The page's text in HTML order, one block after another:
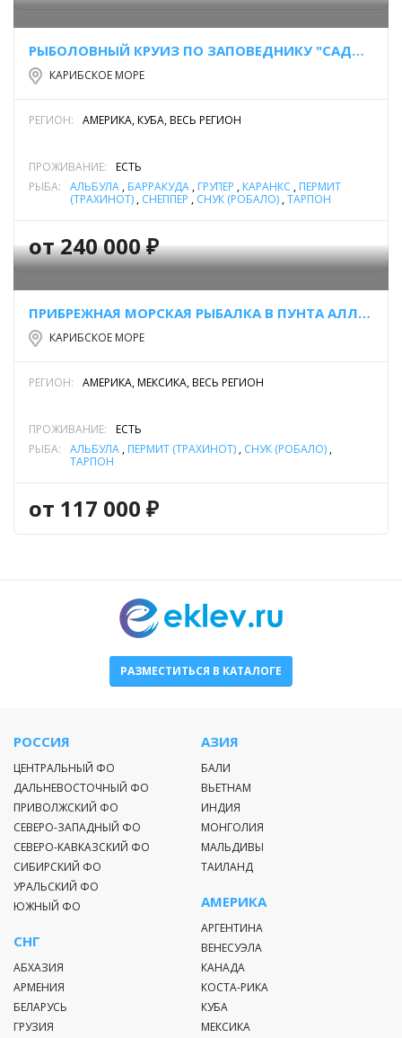
РЫБОЛОВНЫЙ КРУИЗ ПО ЗАПОВЕДНИКУ "САДЫ КОРОЛЕВЫ"
КАРИБСКОЕ МОРЕ
РЕГИОН: АМЕРИКА, КУБА, ВЕСЬ РЕГИОН
ПРОЖИВАНИЕ:
ЕСТЬ
РЫБА:
АЛЬБУЛА , БАРРАКУДА , ГРУПЕР , КАРАНКС , ПЕРМИТ
(ТРАХИНОТ) , СНЕППЕР , СНУК (РОБАЛО) ,ТАРПОН
от 240 000 ₽
ПРИБРЕЖНАЯ МОРСКАЯ РЫБАЛКА В ПУНТА АЛЛЕН, МЕКСИКА
КАРИБСКОЕ МОРЕ
РЕГИОН: АМЕРИКА, МЕКСИКА, ВЕСЬ РЕГИОН
ПРОЖИВАНИЕ:
ЕСТЬ
РЫБА:
АЛЬБУЛА , ПЕРМИТ (ТРАХИНОТ) , СНУК (РОБАЛО) ,
ТАРПОН
от 117 000 ₽
РАЗМЕСТИТЬСЯ В КАТАЛОГЕ
РОССИЯ
ЦЕНТРАЛЬНЫЙ ФО
ДАЛЬНЕВОСТОЧНЫЙ ФО
ПРИВОЛЖСКИЙ ФО
СЕВЕРО-ЗАПАДНЫЙ ФО
СЕВЕРО-КАВКАЗСКИЙ ФО
СИБИРСКИЙ ФО
УРАЛЬСКИЙ ФО
ЮЖНЫЙ ФО
СНГ
АБХАЗИЯ
АРМЕНИЯ
БЕЛАРУСЬ
ГРУЗИЯ
АЗИЯ
БАЛИ
ВЬЕТНАМ
ИНДИЯ
МОНГОЛИЯ
МАЛЬДИВЫ
ТАИЛАНД
АМЕРИКА
АРГЕНТИНА
ВЕНЕСУЭЛА
КАНАДА
КОСТА-РИКА
КУБА
МЕКСИКА